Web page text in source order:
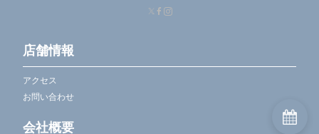
店舗情報
アクセス
お問い合わせ
会社概要